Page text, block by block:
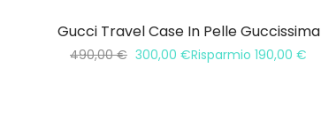
Gucci Travel Case In Pelle Guccissima
490,00€ 300,00 €Risparmio 190,00 €